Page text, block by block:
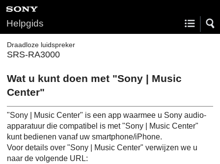
Helpgids
Draadloze luidspreker
SRS-RA3000
Wat u kunt doen met "Sony | Music
Center"
"Sony | Music Center" is een app waarmee u Sony audio-
apparatuur die compatibel is met "Sony | Music Center"
kunt bedienen vanaf uw smartphone/iPhone.
Voor details over "Sony | Music Center" verwijzen we u
naar de volgende URL: